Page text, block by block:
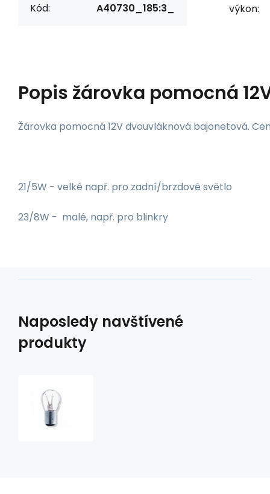
Kód: A40730_185:3_ výkon:
Popis žárovka pomocná
Žárovka pomocná 12V dvouvláknová bajonetová.
21/5W - velké např. pro zadní/brzdové světlo
23/8W - malé, např. pro blinkry
Naposledy navštívené
produkty